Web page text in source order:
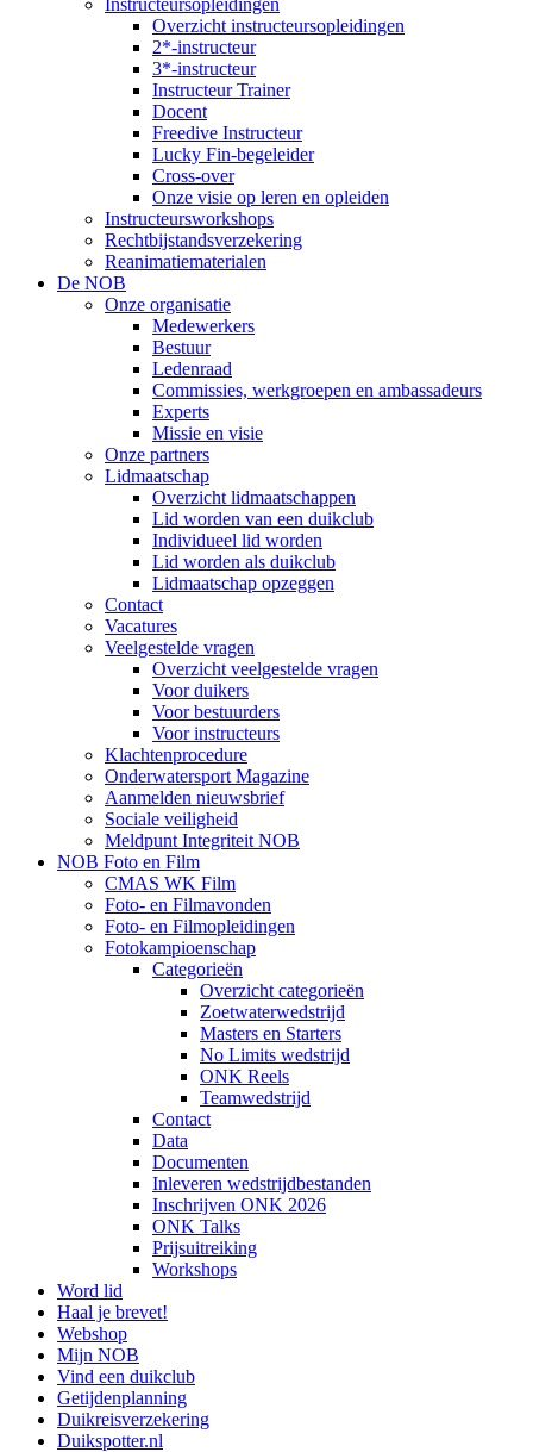
Instructeursopleidingen
Overzicht instructeursopleidingen
2*-instructeur
3*-instructeur
Instructeur Trainer
Docent
Freedive Instructeur
Lucky Fin-begeleider
Cross-over
Onze visie op leren en opleiden
Instructeursworkshops
Rechtbijstandsverzekering
Reanimatiematerialen
De NOB
Onze organisatie
Medewerkers
Bestuur
Ledenraad
Commissies, werkgroepen en ambassadeurs
Experts
Missie en visie
Onze partners
Lidmaatschap
Overzicht lidmaatschappen
Lid worden van een duikclub
Individueel lid worden
Lid worden als duikclub
Lidmaatschap opzeggen
Contact
Vacatures
Veelgestelde vragen
Overzicht veelgestelde vragen
Voor duikers
Voor bestuurders
Voor instructeurs
Klachtenprocedure
Onderwatersport Magazine
Aanmelden nieuwsbrief
Sociale veiligheid
Meldpunt Integriteit NOB
NOB Foto en Film
CMAS WK Film
Foto- en Filmavonden
Foto- en Filmopleidingen
Fotokampioenschap
Categorieën
Overzicht categorieën
Zoetwaterwedstrijd
Masters en Starters
No Limits wedstrijd
ONK Reels
Teamwedstrijd
Contact
Data
Documenten
Inleveren wedstrijdbestanden
Inschrijven ONK 2026
ONK Talks
Prijsuitreiking
Workshops
Word lid
Haal je brevet!
Webshop
Mijn NOB
Vind een duikclub
Getijdenplanning
Duikreisverzekering
Duikspotter.nl